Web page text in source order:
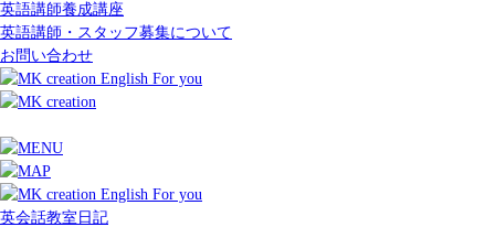
英語講師養成講座
英語講師・スタッフ募集について
お問い合わせ
英会話教室日記